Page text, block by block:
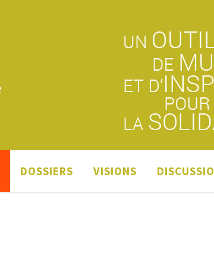
DOSSIERS VISIONS